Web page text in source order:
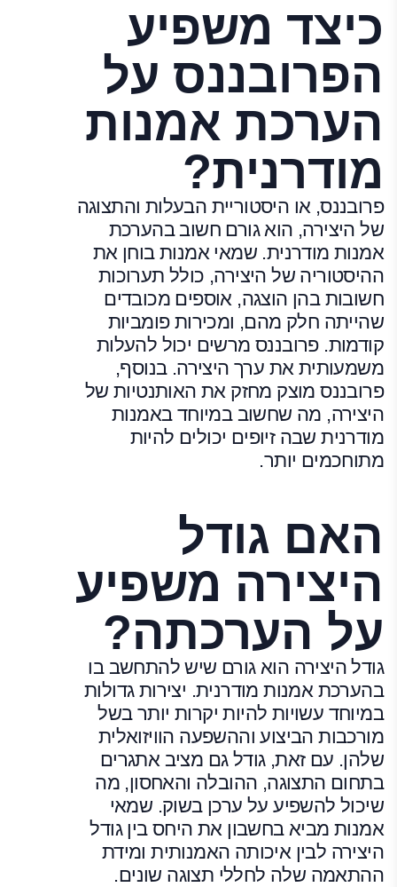
כיצד משפיע
הפרובננס על
הערכת אמנות
מודרנית?
פרובננס, או היסטוריית הבעלות והתצוגה
של היצירה, הוא גורם חשוב בהערכת
אמנות מודרנית. שמאי אמנות בוחן את
ההיסטוריה של היצירה, כולל תערוכות
חשובות בהן הוצגה, אוספים מכובדים
שהייתה חלק מהם, ומכירות פומביות
קודמות. פרובננס מרשים יכול להעלות
משמעותית את ערך היצירה. בנוסף,
פרובננס מוצק מחזק את האותנטיות של
היצירה, מה שחשוב במיוחד באמנות
מודרנית שבה זיופים יכולים להיות
מתוחכמים יותר.
האם גודל
היצירה משפיע
על הערכתה?
גודל היצירה הוא גורם שיש להתחשב בו
בהערכת אמנות מודרנית. יצירות גדולות
במיוחד עשויות להיות יקרות יותר בשל
מורכבות הביצוע וההשפעה הוויזואלית
שלהן. עם זאת, גודל גם מציב אתגרים
בתחום התצוגה, ההובלה והאחסון, מה
שיכול להשפיע על ערכן בשוק. שמאי
אמנות מביא בחשבון את היחס בין גודל
היצירה לבין איכותה האמנותית ומידת
ההתאמה שלה לחללי תצוגה שונים.